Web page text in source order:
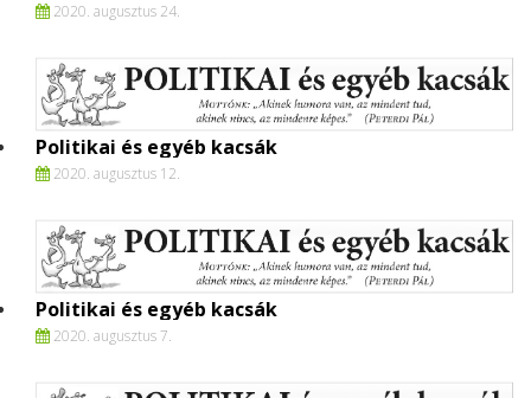
2020. augusztus 24.
Politikai és egyéb kacsák
2020. augusztus 12.
Politikai és egyéb kacsák
2020. augusztus 7.